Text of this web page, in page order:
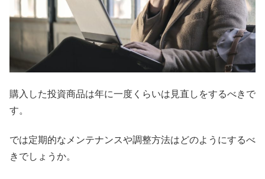
購入した投資商品は年に一度くらいは見直しをするべきで
す。
では定期的なメンテナンスや調整方法はどのようにするべ
きでしょうか。